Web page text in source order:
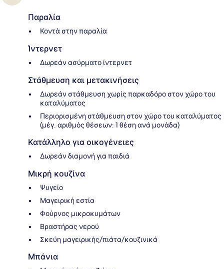
Παραλία
Κοντά στην παραλία
Ίντερνετ
Δωρεάν ασύρματο ίντερνετ
Στάθμευση και μετακινήσεις
Δωρεάν στάθμευση χωρίς παρκαδόρο στον χώρο του
καταλύματος
Περιορισμένη στάθμευση στον χώρο του καταλύματος
(μέγ. αριθμός θέσεων: 1 θέση ανά μονάδα)
Κατάλληλο για οικογένειες
Δωρεάν διαμονή για παιδιά
Μικρή κουζίνα
Ψυγείο
Μαγειρική εστία
Φούρνος μικροκυμάτων
Βραστήρας νερού
Σκεύη μαγειρικής/πιάτα/κουζινικά
Μπάνια